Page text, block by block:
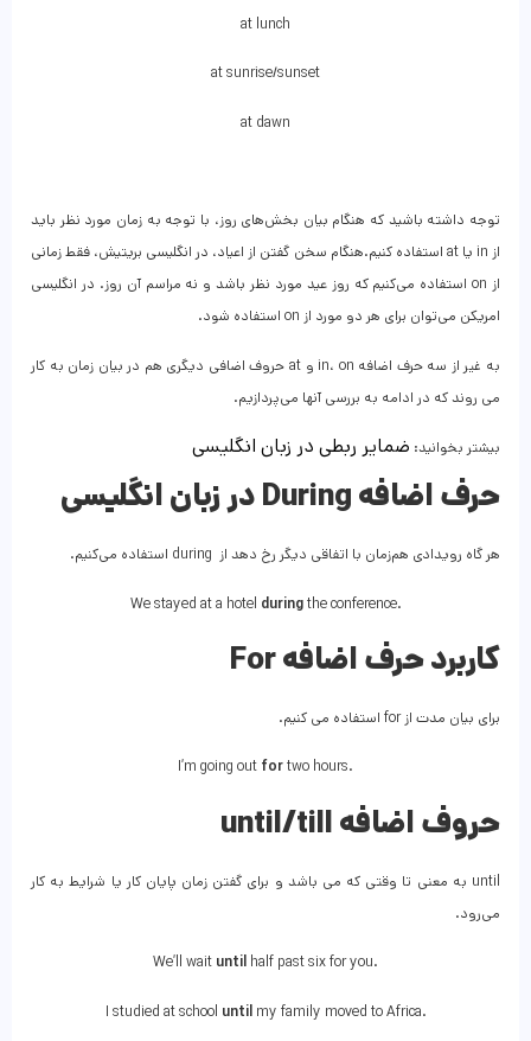
at lunch
at sunrise/sunset
at dawn
توجه داشته باشید که هنگام بیان بخش‌های روز، با توجه به زمان مورد نظر باید
از in یا at استفاده کنیم.هنگام سخن گفتن از اعیاد، در انگلیسی بریتیش، فقط زمانی
از on استفاده می‌کنیم که روز عید مورد نظر باشد و نه مراسم آن روز. در انگلیسی
امریکن می‌توان برای هر دو مورد از on استفاده شود.
به غیر از سه حرف اضافه in، on و at حروف اضافی دیگری هم در بیان زمان به کار
می روند که در ادامه به بررسی آنها می‌پردازیم.
بیشتر بخوانید: ضمایر ربطی در زبان انگلیسی
حرف اضافه During در زبان انگلیسی
هر گاه رویدادی هم‌زمان با اتفاقی دیگر رخ دهد از during استفاده می‌کنیم.
We stayed at a hotel duringthe conference.
کاربرد حرف اضافه For
برای بیان مدت از for استفاده می کنیم.
I’m going out fortwo hours.
حروف اضافه until/till
until به معنی تا وقتی که می باشد و برای گفتن زمان پایان کار یا شرایط به کار
می‌رود.
We’ll wait until half past six for you.
I studied at school untilmy family moved to Africa.